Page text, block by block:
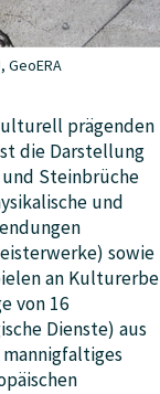
GeoERA
prägenden
die Darstellung
Steinbrüche
und
sowie
an Kulturerbe
von 16
Dienste) aus